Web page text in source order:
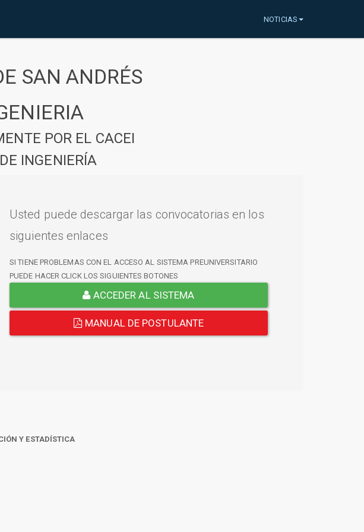
NOTICIAS
SAN ANDRÉS
POR EL CACEI
INGENIERÍA
Usted puede descargar las convocatorias en los
siguientes enlaces
SI TIENE PROBLEMAS CON EL ACCESO AL SISTEMA PREUNIVERSITARIO
PUEDE HACER CLICK LOS SIGUIENTES BOTONES
ACCEDER AL SISTEMA
MANUAL DE POSTULANTE
Y ESTADÍSTICA